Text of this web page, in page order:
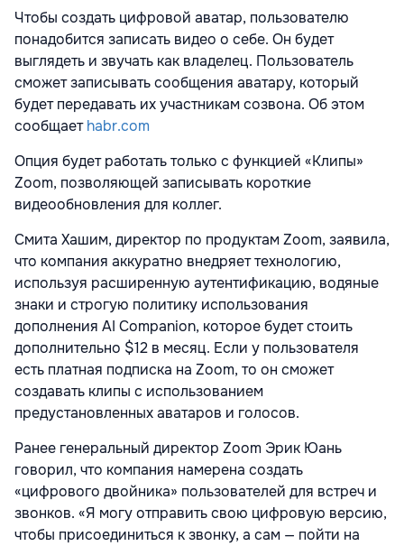
Чтобы создать цифровой аватар, пользователю
понадобится записать видео о себе. Он будет
выглядеть и звучать как владелец. Пользователь
сможет записывать сообщения аватару, который
будет передавать их участникам созвона. Об этом
сообщаетhabr.com
Опция будет работать только с функцией «Клипы»
Zoom, позволяющей записывать короткие
видеообновления для коллег.
Смита Хашим, директор по продуктам Zoom, заявила,
что компания аккуратно внедряет технологию,
используя расширенную аутентификацию, водяные
знаки и строгую политику использования
дополнения AI Companion, которое будет стоить
дополнительно $12 в месяц. Если у пользователя
есть платная подписка на Zoom, то он сможет
создавать клипы с использованием
предустановленных аватаров и голосов.
Ранее генеральный директор Zoom Эрик Юань
говорил, что компания намерена создать
«цифрового двойника» пользователей для встреч и
звонков. «Я могу отправить свою цифровую версию,
чтобы присоединиться к звонку, а сам — пойти на